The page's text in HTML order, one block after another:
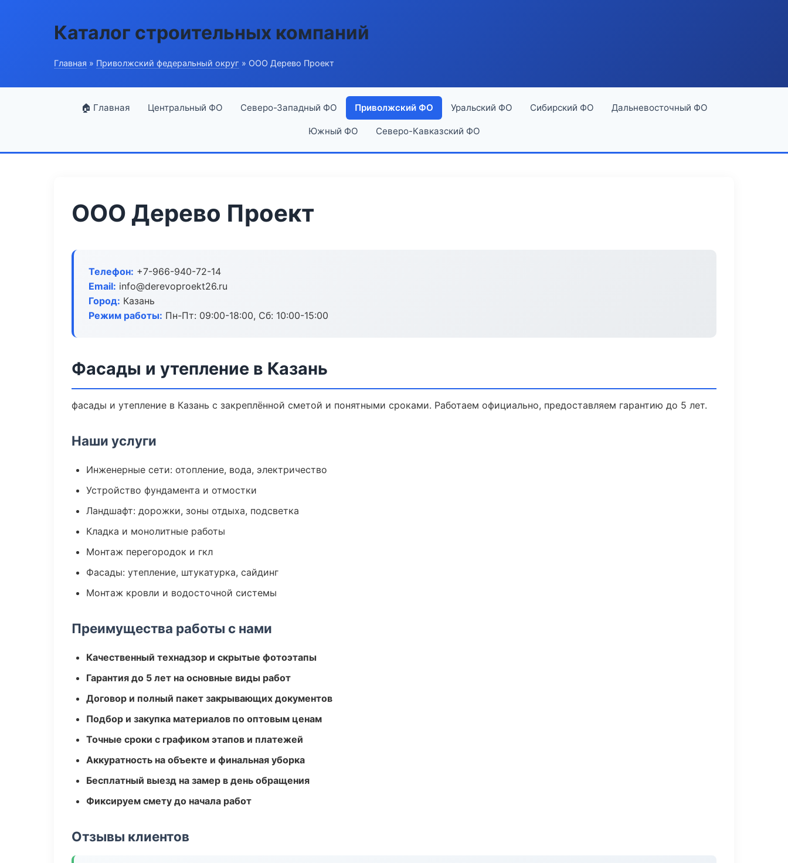
Каталог строительных компаний
Главная » Приволжский федеральный округ » ООО Дерево Проект
🏠 Главная Центральный ФО Северо-Западный ФО Приволжский ФО Уральский ФО Сибирский ФО Дальневосточный ФО
Южный ФО Северо-Кавказский ФО
ООО Дерево Проект
Телефон: +7-966-940-72-14
Email: info@derevoproekt26.ru
Город: Казань
Режим работы: Пн-Пт: 09:00-18:00, Сб: 10:00-15:00
Фасады и утепление в Казань
фасады и утепление в Казань с закреплённой сметой и понятными сроками. Работаем официально, предоставляем гарантию до 5 лет.
Наши услуги
Инженерные сети: отопление, вода, электричество
Устройство фундамента и отмостки
Ландшафт: дорожки, зоны отдыха, подсветка
Кладка и монолитные работы
Монтаж перегородок и гкл
Фасады: утепление, штукатурка, сайдинг
Монтаж кровли и водосточной системы
Преимущества работы с нами
Качественный технадзор и скрытые фотоэтапы
Гарантия до 5 лет на основные виды работ
Договор и полный пакет закрывающих документов
Подбор и закупка материалов по оптовым ценам
Точные сроки с графиком этапов и платежей
Аккуратность на объекте и финальная уборка
Бесплатный выезд на замер в день обращения
Фиксируем смету до начала работ
Отзывы клиентов